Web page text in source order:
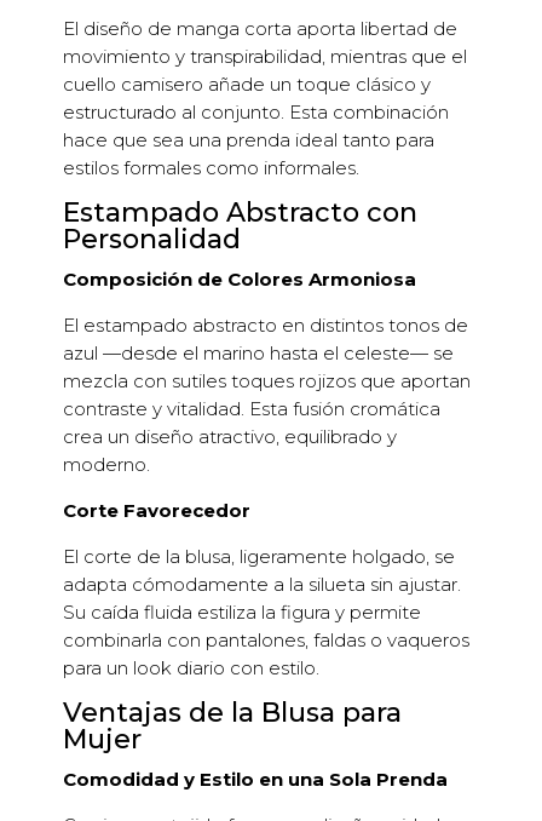
El diseño de manga corta aporta libertad de
movimiento y transpirabilidad, mientras que el
cuello camisero añade un toque clásico y
estructurado al conjunto. Esta combinación
hace que sea una prenda ideal tanto para
estilos formales como informales.
Estampado Abstracto con
Personalidad
Composición de Colores Armoniosa
El estampado abstracto en distintos tonos de
azul —desde el marino hasta el celeste— se
mezcla con sutiles toques rojizos que aportan
contraste y vitalidad. Esta fusión cromática
crea un diseño atractivo, equilibrado y
moderno.
Corte Favorecedor
El corte de la blusa, ligeramente holgado, se
adapta cómodamente a la silueta sin ajustar.
Su caída fluida estiliza la figura y permite
combinarla con pantalones, faldas o vaqueros
para un look diario con estilo.
Ventajas de la Blusa para
Mujer
Comodidad y Estilo en una Sola Prenda